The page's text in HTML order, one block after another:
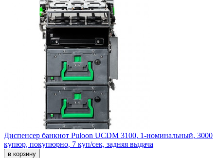
Диспенсер банкнот Puloon UCDM 3100, 1-номинальный, 3000
купюр, покупюрно, 7 куп/сек, задняя выдача
в корзину